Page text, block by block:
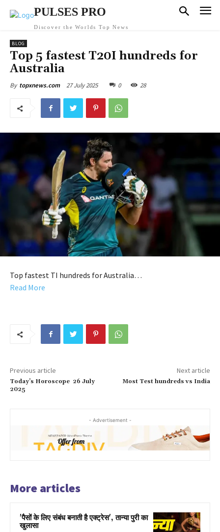
PULSES PRO
Discover the Worlds Top News
BLOG
Top 5 fastest T20I hundreds for
Australia
By topxnews.com 27 July 2025 0 28
Top fastest TI hundreds for Australia…
Read More
Previous article
Today’s Horoscope 26 July
2025
Next article
Most Test hundreds vs India
- Advertisement -
More articles
'पैसों के लिए संबंध बनाती है एक्ट्रेस', तान्या पुरी का
खुलासा